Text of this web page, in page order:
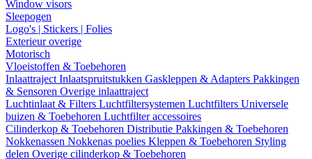
Window visors
Sleepogen
Logo's | Stickers | Folies
Exterieur overige
Motorisch
Vloeistoffen & Toebehoren
Inlaattraject Inlaatspruitstukken Gaskleppen & Adapters Pakkingen
& Sensoren Overige inlaattraject
Luchtinlaat & Filters Luchtfiltersystemen Luchtfilters Universele
buizen & Toebehoren Luchtfilter accessoires
Cilinderkop & Toebehoren Distributie Pakkingen & Toebehoren
Nokkenassen Nokkenas poelies Kleppen & Toebehoren Styling
delen Overige cilinderkop & Toebehoren